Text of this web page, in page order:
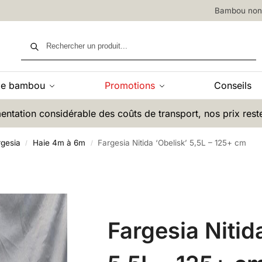
Bambou
bambou Promotions Conseils
considérable des coûts de transport, nos prix
/ Haie 4m à 6m / Fargesia Nitida ‘Obelisk’ 5,5L – 125+ cm
Fargesia